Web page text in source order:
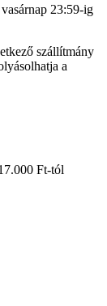
vasárnap 23:59-ig
szállítmány
a
Ft-tól